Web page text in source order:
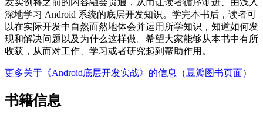
深地学习 Android 系统的底层开发知识。学完本书后，读者可
以在实际开发中自然而然地体会并运用所学知识，知道如何发
现和解决问题以及为什么这样做。希望大家能够从本书中有所
收获，从而对工作、学习或者研究起到帮助作用。
更多关于《Android底层开发实战》的信息（豆瓣图书页面）
书籍信息